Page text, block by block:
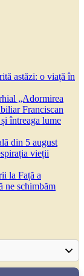
astăzi: o viață în
„Adormirea
Franciscan
întreaga lume
din 5 august
vieții
la Față a
ne schimbăm